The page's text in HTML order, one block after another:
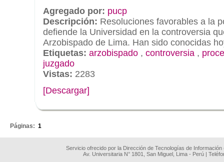
Agregado por: pucp
Descripción: Resoluciones favorables a la
defiende la Universidad en la controversia
Arzobispado de Lima. Han sido conocidas
Etiquetas: arzobispado , controversia ,
juzgado
Vistas: 2283
[Descargar]
Páginas: 1
Servicio ofrecido por la Dirección de Tecnologías de
Av. Universitaria N° 1801, San Miguel, Lima - Perú |